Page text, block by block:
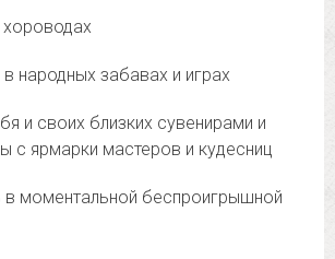
народных забавах и играх
и своих близких сувенирами и
с ярмарки мастеров и кудесниц
в моментальной беспроигрышной